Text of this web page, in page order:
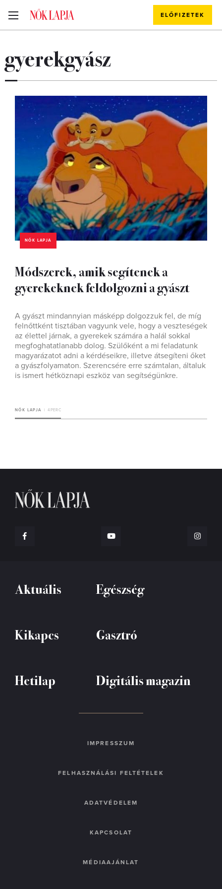
ELŐFIZETEK
gyerekgyász
NŐK LAPJA
Módszerek, amik segítenek a
gyerekeknek feldolgozni a gyászt
A gyászt mindannyian másképp dolgozzuk fel, de míg
felnőttként tisztában vagyunk vele, hogy a veszteségek
az élettel járnak, a gyerekek számára a halál sokkal
megfoghatatlanabb dolog. Szülőként a mi feladatunk
magyarázatot adni a kérdéseikre, illetve átsegíteni őket
a gyászfolyamaton. Szerencsére erre számtalan, általuk
is ismert hétköznapi eszköz van segítségünkre.
NŐK LAPJA 4 PERC
Aktuális Egészség
Kikapcs Gasztró
Hetilap Digitális magazin
IMPRESSZUM
FELHASZNÁLÁSI FELTÉTELEK
ADATVÉDELEM
KAPCSOLAT
MÉDIAAJÁNLAT